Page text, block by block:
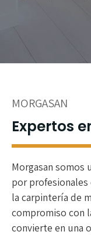
MORGASAN
Expertos
Morgasan somos
por profesionales
la carpintería de
compromiso con
convierte en una